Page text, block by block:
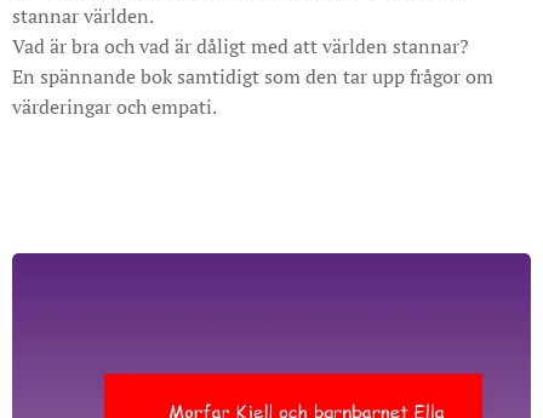
stannar världen.
Vad är bra och vad är dåligt med att världen stannar?
En spännande bok samtidigt som den tar upp frågor om
värderingar och empati.